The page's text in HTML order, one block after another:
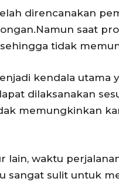
direncanakan
saat
tidak
kendala utama
dilaksanakan
memungkinkan
lain, waktu
sangat sulit untuk